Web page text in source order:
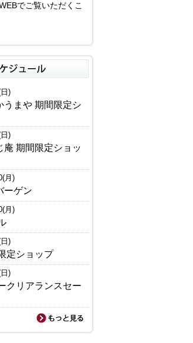
でご覧いただくこ
)
うまや 期間限定シ
)
庵 期間限定ショッ
月)
ーゲン
月)
)
定ショップ
)
クリアランスセー